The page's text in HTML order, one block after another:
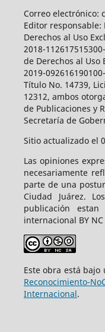
Correo electrónico:
Editor responsable:
Derechos al Uso
2018-
de Derechos al Uso
2019-
Título No. 14739,
12312, ambos
de Publicaciones y
Secretaría de
Sitio actualizado el
Las opiniones
necesariamente
parte de una
Ciudad Juárez.
publicación
internacional BY NC
Este obra está bajo
Reconocimiento-
Internacional.